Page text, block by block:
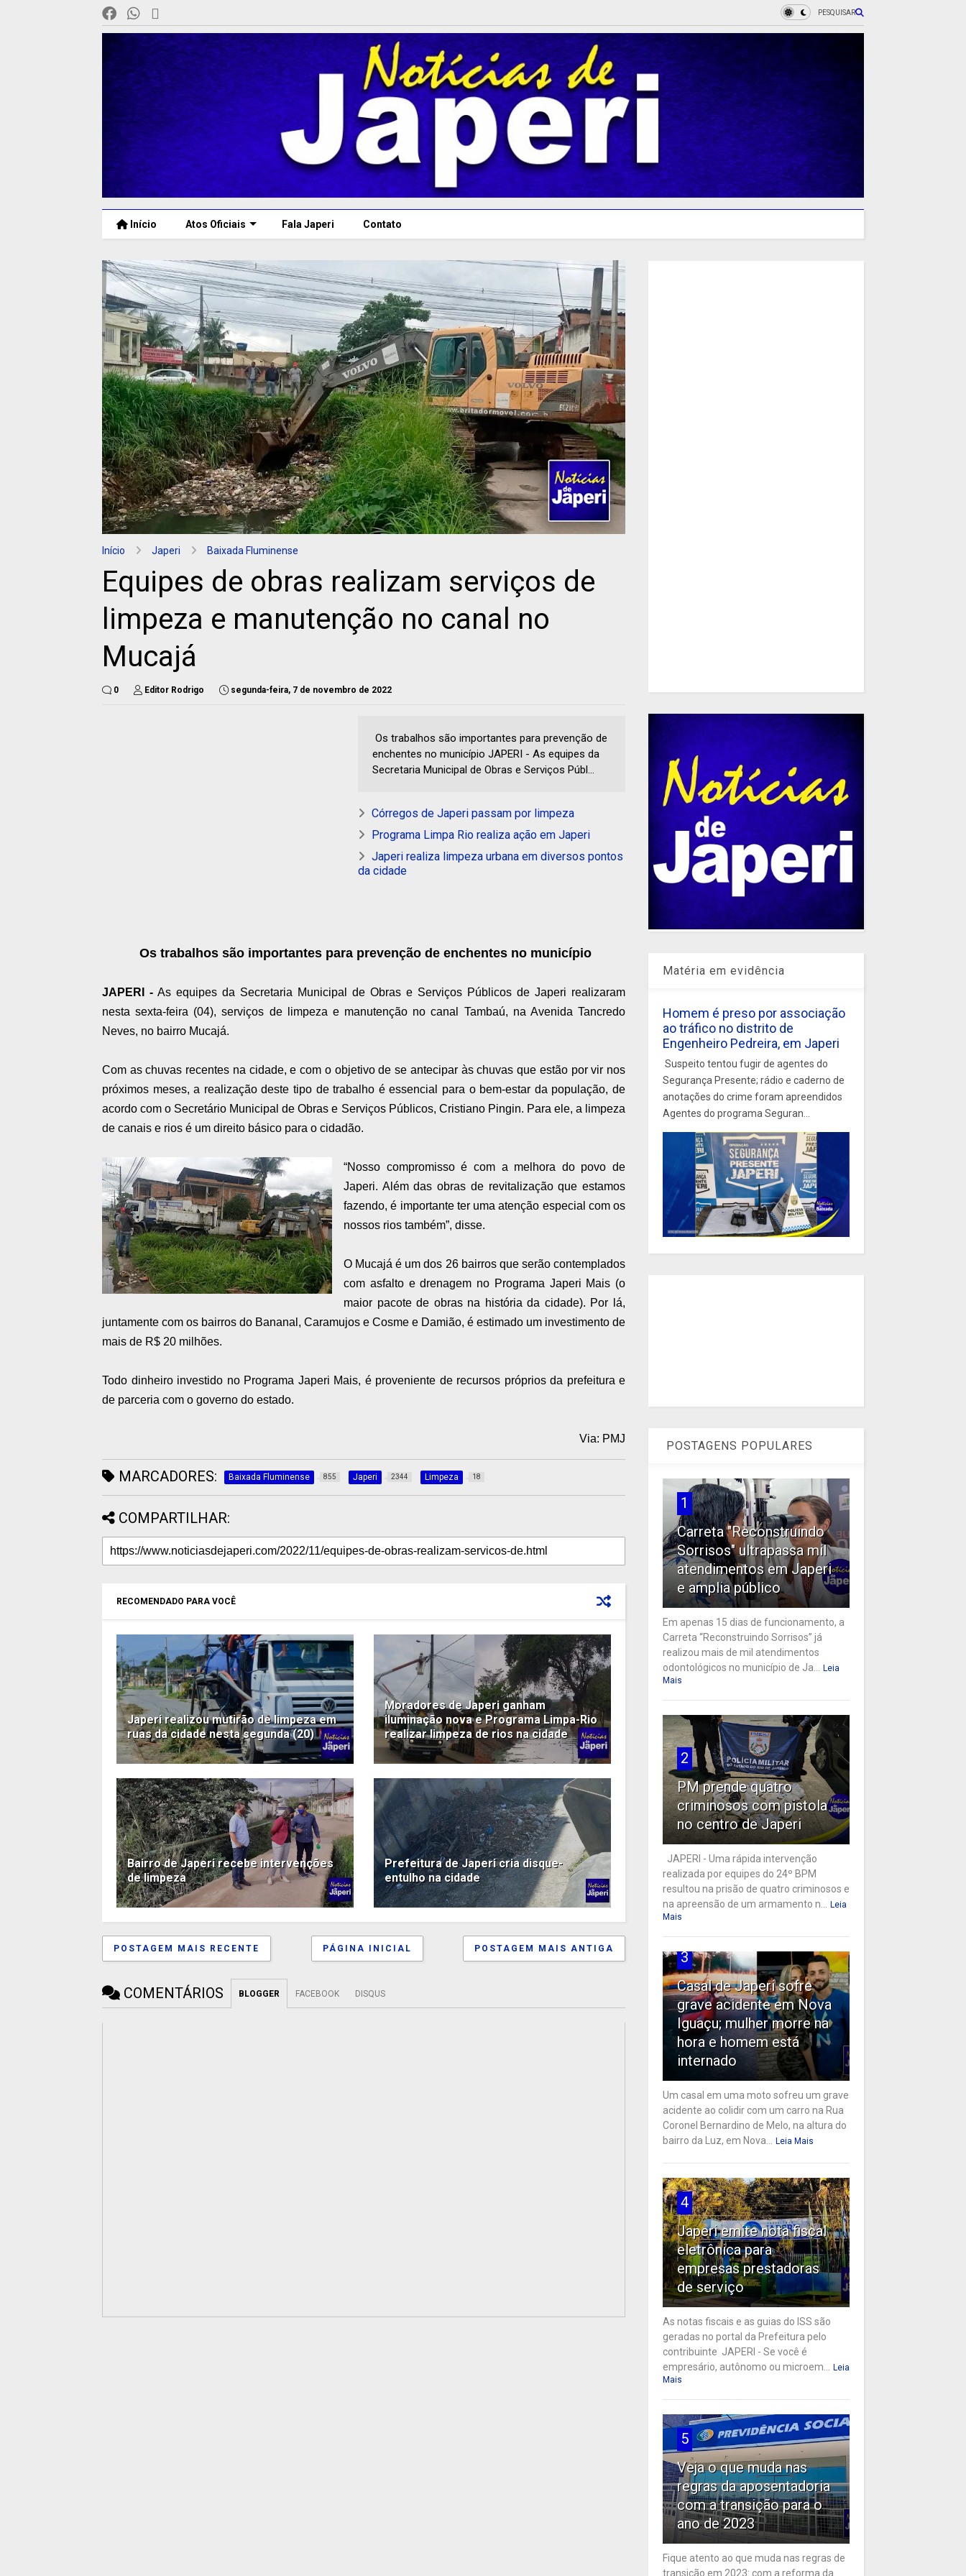
PESQUISAR
Início Atos Oficiais Fala Japeri Contato
Início Japeri Baixada Fluminense
Equipes de obras realizam serviços de
limpeza e manutenção no canal no
Mucajá
0 Editor Rodrigo segunda-feira, 7 de novembro de 2022
Os trabalhos são importantes para prevenção de
enchentes no município JAPERI - As equipes da
Secretaria Municipal de Obras e Serviços Públ...
Córregos de Japeri passam por limpeza
Programa Limpa Rio realiza ação em Japeri
Japeri realiza limpeza urbana em diversos pontos
da cidade
Os trabalhos são importantes para prevenção de enchentes no município
JAPERI - As equipes da Secretaria Municipal de Obras e Serviços Públicos de Japeri realizaram
nesta sexta-feira (04), serviços de limpeza e manutenção no canal Tambaú, na Avenida Tancredo
Neves, no bairro Mucajá.
Com as chuvas recentes na cidade, e com o objetivo de se antecipar às chuvas que estão por vir nos
próximos meses, a realização deste tipo de trabalho é essencial para o bem-estar da população, de
acordo com o Secretário Municipal de Obras e Serviços Públicos, Cristiano Pingin. Para ele, a limpeza
de canais e rios é um direito básico para o cidadão.
“Nosso compromisso é com a melhora do povo de
Japeri. Além das obras de revitalização que estamos
fazendo, é importante ter uma atenção especial com os
nossos rios também”, disse.
O Mucajá é um dos 26 bairros que serão contemplados
com asfalto e drenagem no Programa Japeri Mais (o
maior pacote de obras na história da cidade). Por lá,
juntamente com os bairros do Bananal, Caramujos e Cosme e Damião, é estimado um investimento de
mais de R$ 20 milhões.
Todo dinheiro investido no Programa Japeri Mais, é proveniente de recursos próprios da prefeitura e
de parceria com o governo do estado.
Via: PMJ
MARCADORES: Baixada Fluminense 855 Japeri 2344 Limpeza 18
COMPARTILHAR:
RECOMENDADO PARA VOCÊ
Japeri realizou mutirão de limpeza em
ruas da cidade nesta segunda (20)
Moradores de Japeri ganham
iluminação nova e Programa Limpa-Rio
realizar limpeza de rios na cidade
Bairro de Japeri recebe intervenções
de limpeza
Prefeitura de Japeri cria disque-
entulho na cidade
POSTAGEM MAIS RECENTE POSTAGEM MAIS ANTIGA
PÁGINA INICIAL
COMENTÁRIOS BLOGGER FACEBOOK DISQUS
Matéria em evidência
Homem é preso por associação
ao tráfico no distrito de
Engenheiro Pedreira, em Japeri
Suspeito tentou fugir de agentes do
Segurança Presente; rádio e caderno de
anotações do crime foram apreendidos
Agentes do programa Seguran...
POSTAGENS POPULARES
1
Carreta "Reconstruindo
Sorrisos" ultrapassa mil
atendimentos em Japeri
e amplia público
Em apenas 15 dias de funcionamento, a
Carreta “Reconstruindo Sorrisos” já
realizou mais de mil atendimentos
odontológicos no município de Ja...
Leia
Mais
2
PM prende quatro
criminosos com pistola
no centro de Japeri
JAPERI - Uma rápida intervenção
realizada por equipes do 24º BPM
resultou na prisão de quatro criminosos e
na apreensão de um armamento n...
Leia
Mais
3
Casal de Japeri sofre
grave acidente em Nova
Iguaçu; mulher morre na
hora e homem está
internado
Um casal em uma moto sofreu um grave
acidente ao colidir com um carro na Rua
Coronel Bernardino de Melo, na altura do
bairro da Luz, em Nova...
Leia Mais
4
Japeri emite nota fiscal
eletrônica para
empresas prestadoras
de serviço
As notas fiscais e as guias do ISS são
geradas no portal da Prefeitura pelo
contribuinte JAPERI - Se você é
empresário, autônomo ou microem...
Leia
Mais
5
Veja o que muda nas
regras da aposentadoria
com a transição para o
ano de 2023
Fique atento ao que muda nas regras de
transição em 2023: com a reforma da